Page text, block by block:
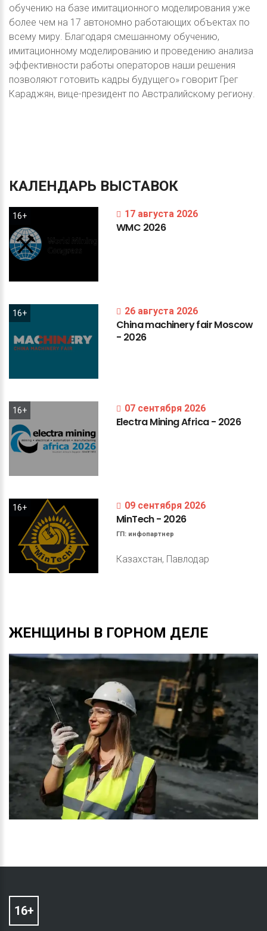
обучению на базе имитационного моделирования уже
более чем на 17 автономно работающих объектах по
всему миру. Благодаря смешанному обучению,
имитационному моделированию и проведению анализа
эффективности работы операторов наши решения
позволяют готовить кадры будущего» говорит Грег
Караджян, вице-президент по Австралийскому региону.
КАЛЕНДАРЬ ВЫСТАВОК
16+ 17 августа 2026
WMC 2026
16+ 26 августа 2026
ChinamachineryfairMoscow
- 2026
16+ 07 сентября 2026
ElectraMiningAfrica- 2026
16+ 09 сентября 2026
MinTech- 2026
ГП: инфопартнер
Казахстан, Павлодар
ЖЕНЩИНЫ В ГОРНОМ ДЕЛЕ